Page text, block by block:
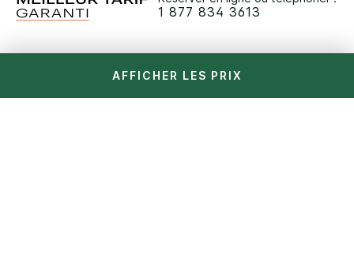
AFFICHER LES PRIX
1 877 834 3613